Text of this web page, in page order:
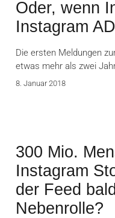
Oder, wenn
Instagram
Die ersten Meldungen
etwas mehr als zwei
8. Januar 2018
300 Mio.
Instagram
der Feed
Nebenrolle?